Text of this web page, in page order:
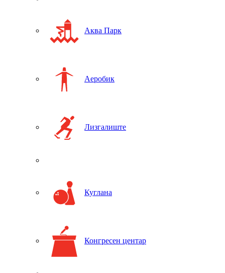
Аква Парк
Аеробик
Лизгалиште
Куглана
Конгресен центар